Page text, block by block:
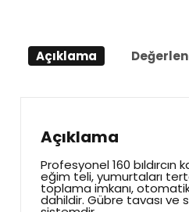
Açıklama
Açıklama
Profesyonel 160
eğim teli, yumurtaları
toplama imkanı,
dahildir. Gübre tavası ve